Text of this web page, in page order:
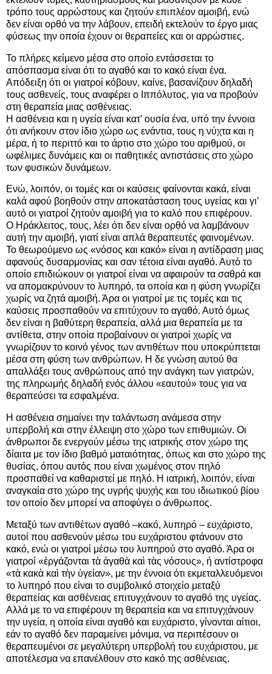
τρόπο τους αρρώστους και ζητούν επιπλέον αμοιβή, ενώ
δεν είναι ορθό να την λάβουν, επειδή εκτελούν το έργο μιας
φύσεως την οποία έχουν οι θεραπείες και οι αρρώστιες.
Το πλήρες κείμενο μέσα στο οποίο εντάσσεται το
απόσπασμα είναι ότι το αγαθό και το κακό είναι ένα.
Απόδειξη ότι οι γιατροί κόβουν, καίνε, βασανίζουν δηλαδή
τους ασθενείς, τους αναφέρει ο Ιππόλυτος, για να προβούν
στη θεραπεία μιας ασθένειας.
Η ασθένεια και η υγεία είναι κατ’ ουσία ένα, υπό την έννοια
ότι ανήκουν στον ίδιο χώρο ως ενάντια, τους η νύχτα και η
μέρα, ή το περιττό και το άρτιο στο χώρο του αριθμού, οι
ωφέλιμες δυνάμεις και οι παθητικές αντιστάσεις στο χώρο
των φυσικών δυνάμεων.
Ενώ, λοιπόν, οι τομές και οι καύσεις φαίνονται κακά, είναι
καλά αφού βοηθούν στην αποκατάσταση τους υγείας και γι’
αυτό οι γιατροί ζητούν αμοιβή για το καλό που επιφέρουν.
Ο Ηράκλειτος, τους, λέει ότι δεν είναι ορθό να λαμβάνουν
αυτή την αμοιβή, γιατί είναι απλά θεραπευτές φαινομένων.
Το θεωρούμενο ως «νόσος και κακό» είναι η αντίδραση μιας
αφανούς δυσαρμονίας και σαν τέτοια είναι αγαθό. Αυτό το
οποίο επιδιώκουν οι γιατροί είναι να αφαιρούν τα σαθρά και
να απομακρύνουν το λυπηρό, τα οποία και η φύση γνωρίζει
χωρίς να ζητά αμοιβή. Άρα οι γιατροί με τις τομές και τις
καύσεις προσπαθούν να επιτύχουν το αγαθό. Αυτό όμως
δεν είναι η βαθύτερη θεραπεία, αλλά μια θεραπεία με τα
αντίθετα, στην οποία προβαίνουν οι γιατροί χωρίς να
γνωρίζουν το κοινό γένος των αντιθέτων που υποκρύπτεται
μέσα στη φύση των ανθρώπων. Η δε γνώση αυτού θα
απαλλάξει τους ανθρώπους από την ανάγκη των γιατρών,
της πληρωμής δηλαδή ενός άλλου «εαυτού» τους για να
θεραπεύσει τα εσφαλμένα.
Η ασθένεια σημαίνει την ταλάντωση ανάμεσα στην
υπερβολή και στην έλλειψη στο χώρο των επιθυμιών. Οι
άνθρωποι δε ενεργούν μέσω της ιατρικής στον χώρο της
δίαιτα με τον ίδιο βαθμό ματαιότητας, όπως και στο χώρο της
θυσίας, όπου αυτός που είναι χωμένος στον πηλό
προσπαθεί να καθαριστεί με πηλό. Η ιατρική, λοιπόν, είναι
αναγκαία στο χώρο της υγρής ψυχής και του ιδιωτικού βίου
τον οποίο δεν μπορεί να αποφύγει ο άνθρωπος.
Μεταξύ των αντιθέτων αγαθό –κακό, λυπηρό – ευχάριστο,
αυτοί που ασθενούν μέσω του ευχάριστου φτάνουν στο
κακό, ενώ οι γιατροί μέσω του λυπηρού στο αγαθό. Άρα οι
γιατροί «ἐργάζονται τὰ ἀγαθὰ καὶ τὰς νόσους», ή αντίστροφα
«τὰ κακὰ καὶ τὴν ὑγείαν», με την έννοια ότι εκμεταλλευόμενοι
το λυπηρό που είναι το συμβολικό στοιχείο μεταξύ
θεραπείας και ασθένειας επιτυγχάνουν το αγαθό της υγείας.
Αλλά με το να επιφέρουν τη θεραπεία και να επιτυγχάνουν
την υγεία, η οποία είναι αγαθό και ευχάριστο, γίνονται αίτιοι,
εάν το αγαθό δεν παραμείνει μόνιμα, να περιπέσουν οι
θεραπευμένοι σε μεγαλύτερη υπερβολή του ευχάριστου, με
αποτέλεσμα να επανέλθουν στο κακό της ασθένειας.